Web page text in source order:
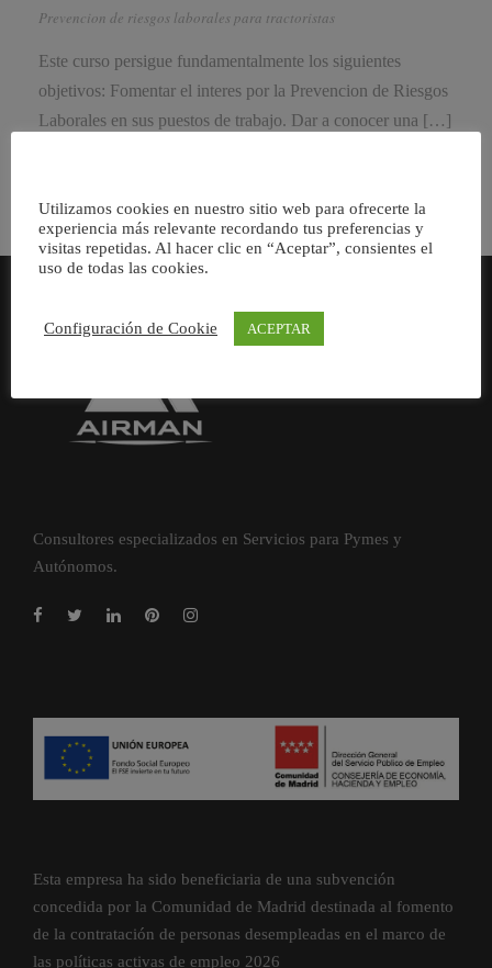
Prevencion de riesgos laborales para tractoristas
Este curso persigue fundamentalmente los siguientes
objetivos: Fomentar el interes por la Prevencion de Riesgos
Laborales en sus puestos de trabajo. Dar a conocer una […]
Consultores especializados en Servicios para Pymes y
Autónomos.
Esta empresa ha sido beneficiaria de una subvención
concedida por la Comunidad de Madrid destinada al fomento
de la contratación de personas desempleadas en el marco de
las políticas activas de empleo 2026
Utilizamos cookies en nuestro sitio web para ofrecerte la
experiencia más relevante recordando tus preferencias y
visitas repetidas. Al hacer clic en “Aceptar”, consientes el
uso de todas las cookies.
Configuración de Cookie ACEPTAR